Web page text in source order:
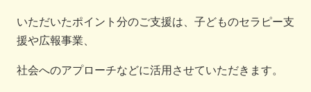
いただいたポイント分のご支援は、子どものセラピー支
援や広報事業、
社会へのアプローチなどに活用させていただきます。